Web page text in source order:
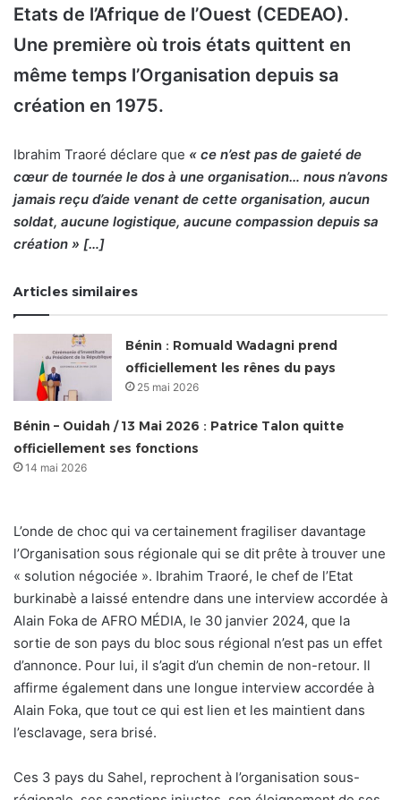
Etats de l’Afrique de l’Ouest (CEDEAO).
Une première où trois états quittent en
même temps l’Organisation depuis sa
création en 1975.
Ibrahim Traoré déclare que « ce n’est pas de gaieté de
cœur de tournée le dos à une organisation… nous n’avons
jamais reçu d’aide venant de cette organisation, aucun
soldat, aucune logistique, aucune compassion depuis sa
création » […]
Articles similaires
Bénin : Romuald Wadagni prend
officiellement les rênes du pays
25 mai 2026
Bénin – Ouidah / 13 Mai 2026 : Patrice Talon quitte
officiellement ses fonctions
14 mai 2026
L’onde de choc qui va certainement fragiliser davantage
l’Organisation sous régionale qui se dit prête à trouver une
« solution négociée ». Ibrahim Traoré, le chef de l’Etat
burkinabè a laissé entendre dans une interview accordée à
Alain Foka de AFRO MÉDIA, le 30 janvier 2024, que la
sortie de son pays du bloc sous régional n’est pas un effet
d’annonce. Pour lui, il s’agit d’un chemin de non-retour. Il
affirme également dans une longue interview accordée à
Alain Foka, que tout ce qui est lien et les maintient dans
l’esclavage, sera brisé.
Ces 3 pays du Sahel, reprochent à l’organisation sous-